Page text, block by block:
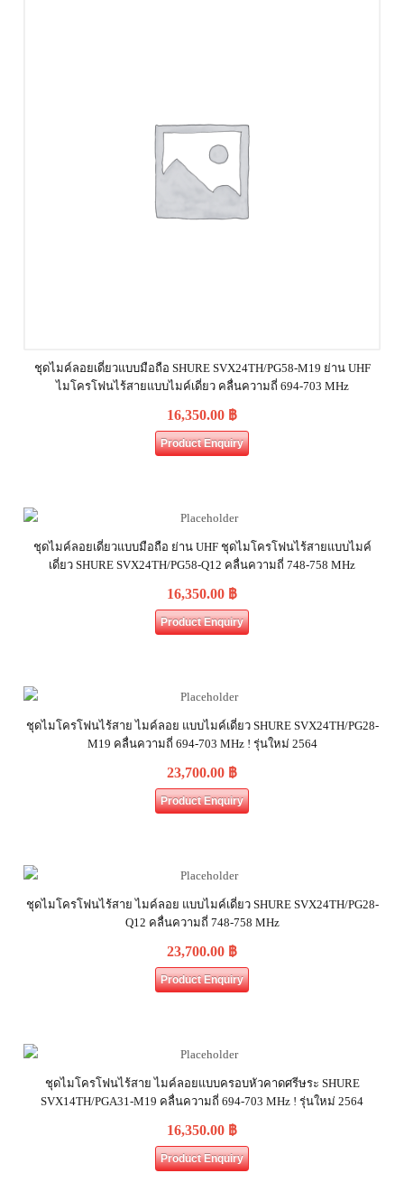
ชุดไมค์ลอยเดี่ยวแบบมือถือ SHURE SVX24TH/PG58-M19 ย่าน UHF
ไมโครโฟนไร้สายแบบไมค์เดี่ยว คลื่นความถี่ 694-703 MHz
16,350.00 ฿
Product Enquiry
ชุดไมค์ลอยเดี่ยวแบบมือถือ ย่าน UHF ชุดไมโครโฟนไร้สายแบบไมค์
เดี่ยว SHURE SVX24TH/PG58-Q12 คลื่นความถี่ 748-758 MHz
16,350.00 ฿
Product Enquiry
ชุดไมโครโฟนไร้สาย ไมค์ลอย แบบไมค์เดี่ยว SHURE SVX24TH/PG28-
M19 คลื่นความถี่ 694-703 MHz ! รุ่นใหม่ 2564
23,700.00 ฿
Product Enquiry
ชุดไมโครโฟนไร้สาย ไมค์ลอย แบบไมค์เดี่ยว SHURE SVX24TH/PG28-
Q12 คลื่นความถี่ 748-758 MHz
23,700.00 ฿
Product Enquiry
ชุดไมโครโฟนไร้สาย ไมค์ลอยแบบครอบหัวคาดศรีษระ SHURE
SVX14TH/PGA31-M19 คลื่นความถี่ 694-703 MHz ! รุ่นใหม่ 2564
16,350.00 ฿
Product Enquiry